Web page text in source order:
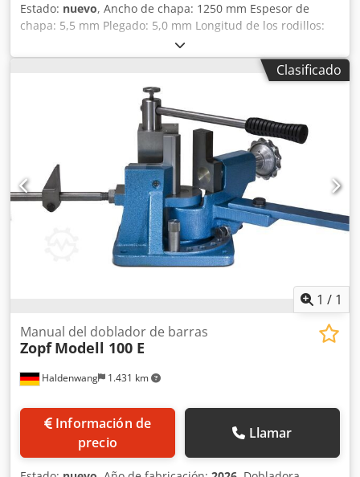
Estado: nuevo, Ancho de chapa: 1250 mm Espesor de
chapa: 5,5 mm Plegado: 5,0 mm Longitud de los rodillos:
1280 mm Diámetro mínimo: 210 mm Diámetro del rodillo
superior: 140 mm Peso: 1365 kg Dimensiones L-A-H: 2.020
x 900 x 1.200 mm Cjdpfxsyvvpys Ab Rorf Equipamiento
estándar: - Rodillos centrales accionados por motor
eléctrico, reductor planetario y transmisión por engranajes
- Rodillo superior abatible lateralmente - Motor principal
con sistema de freno - Dispositivo para curvado cónico -
Consola de control móvil y pedal - Marcado CE/Declaración
de conformidad Equipamiento especial: - Ajuste
motorizado del rodillo trasero - Indicador digital para el
rodillo trasero - Rodillos endurecidos por inducción
Clasificado
1 / 1
Haldenwang 1.431 km
Manual del doblador de barras
Zopf Modell 100 E
Información de
precio
Llamar